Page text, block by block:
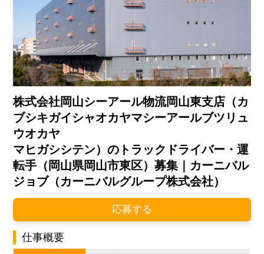
株式会社岡山シーアール物流岡山東支店（カ
ブシキガイシャオカヤマシーアールブツリュ
ウオカヤ
マヒガシシテン）のトラックドライバー・運
転手（岡山県岡山市東区）募集｜カーニバル
ジョブ（カーニバルグループ株式会社）
応募する
仕事概要